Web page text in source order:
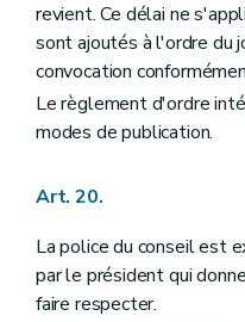
revient. Ce délai ne
sont ajoutés à l'ordre du
convocation
Le règlement d'ordre
modes de publication.
Art. 20.
La police du conseil est
par le président qui
faire respecter.